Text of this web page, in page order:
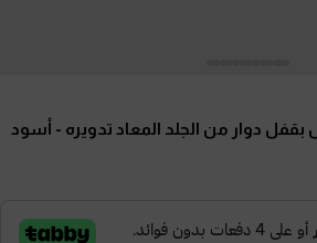
دوار من الجلد المعاد تدويره - أسود